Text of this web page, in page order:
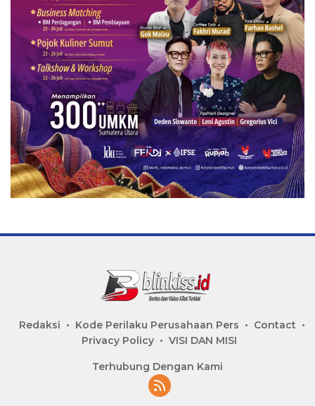
Redaksi Kode Perilaku Perusahaan Pers
Contact
Privacy Policy
VISI DAN MISI
Terhubung Dengan Kami